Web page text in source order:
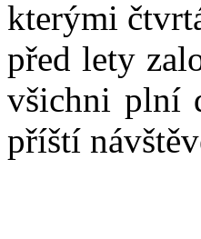
kterými
před lety
všichni plní
příští